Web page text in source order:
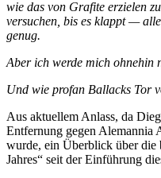
wie das von Grafite erzielen
versuchen, bis es klappt —
genug.
Aber ich werde mich ohnehin
Und wie profan Ballacks Tor
Aus aktuellem Anlass, da
Entfernung gegen Alemannia
wurde, ein Überblick über die
Jahres“ seit der Einführung